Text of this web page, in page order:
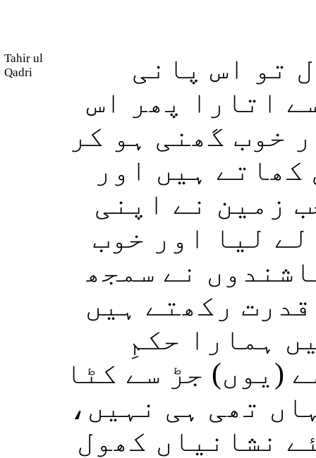
Tahir ul
Qadri
تو اس پانی
اتارا پھر اس
خوب گھنی ہو کر
ہیں اور
زمین نے اپنی
لیا اور خوب
نے سمجھ
رکھتے ہیں
ہمارا حکمِ
(یوں) جڑ سے کٹا
تھی ہی نہیں،
نشانیاں کھول